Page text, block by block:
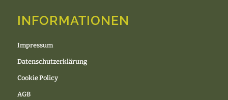
INFORMATIONEN
Impressum
Datenschutzerklärung
Cookie Policy
AGB